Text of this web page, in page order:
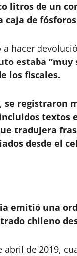
litros de un
caja de fósforos
hacer
estaba “muy
los fiscales.
se registraron
textos
tradujera
desde el
emitió una
chileno
de 2019,